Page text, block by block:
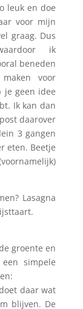
leuk en doe
voor mijn
graag. Dus
ik
beneden
voor
je geen idee
Ik kan dan
daarover
3 gangen
eten. Beetje
Lasagna
groente en
simpele
daar wat
blijven. De